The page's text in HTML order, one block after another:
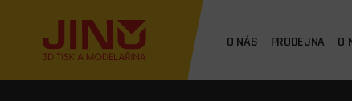
O NÁS PRODEJNA O